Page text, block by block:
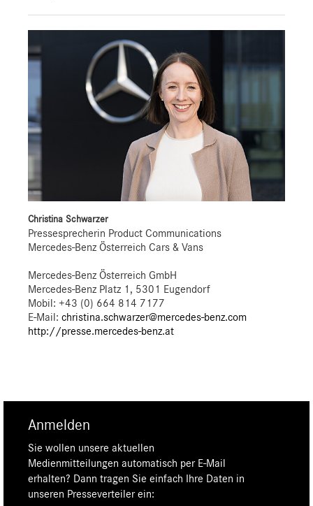
Christina Schwarzer
Pressesprecherin Product Communications
Mercedes-Benz Österreich Cars & Vans
Mercedes-Benz Österreich GmbH
Mercedes-Benz Platz 1, 5301 Eugendorf
Mobil: +43 (0) 664 814 7177
E-Mail: christina.schwarzer@mercedes-benz.com
http://presse.mercedes-benz.at
Anmelden
Sie wollen unsere aktuellen
Medienmitteilungen automatisch per E-Mail
erhalten? Dann tragen Sie einfach Ihre Daten in
unseren Presseverteiler ein: